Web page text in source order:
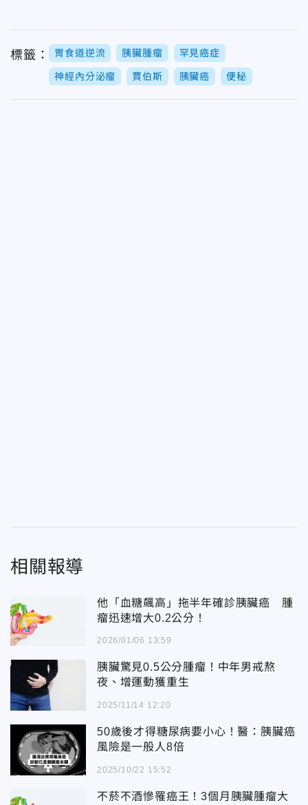
標籤： 胃食道逆流 胰臟腫瘤 罕見癌症
神經內分泌瘤 賈伯斯 胰臟癌 便秘
相關報導
他「血糖飆高」拖半年確診胰臟癌 腫
瘤迅速增大0.2公分！
2026/01/06 13:59
胰臟驚見0.5公分腫瘤！中年男戒熬
夜、增運動獲重生
2025/11/14 12:20
50歲後才得糖尿病要小心！醫：胰臟癌
風險是一般人8倍
2025/10/22 15:52
不菸不酒慘罹癌王！3個月胰臟腫瘤大